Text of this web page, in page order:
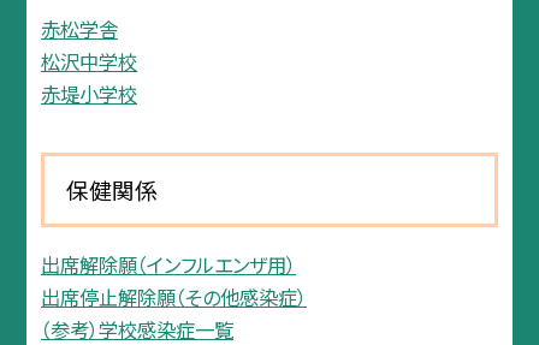
赤松学舎
松沢中学校
赤堤小学校
保健関係
出席解除願（インフルエンザ用）
出席停止解除願（その他感染症）
（参考）学校感染症一覧